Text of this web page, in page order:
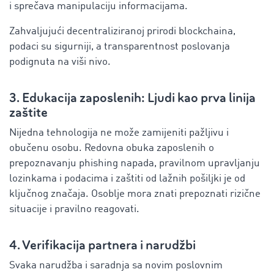
i sprečava manipulaciju informacijama.
Zahvaljujući decentraliziranoj prirodi blockchaina,
podaci su sigurniji, a transparentnost poslovanja
podignuta na viši nivo.
3. Edukacija zaposlenih: Ljudi kao prva linija
zaštite
Nijedna tehnologija ne može zamijeniti pažljivu i
obučenu osobu. Redovna obuka zaposlenih o
prepoznavanju phishing napada, pravilnom upravljanju
lozinkama i podacima i zaštiti od lažnih pošiljki je od
ključnog značaja. Osoblje mora znati prepoznati rizične
situacije i pravilno reagovati.
4. Verifikacija partnera i narudžbi
Svaka narudžba i saradnja sa novim poslovnim